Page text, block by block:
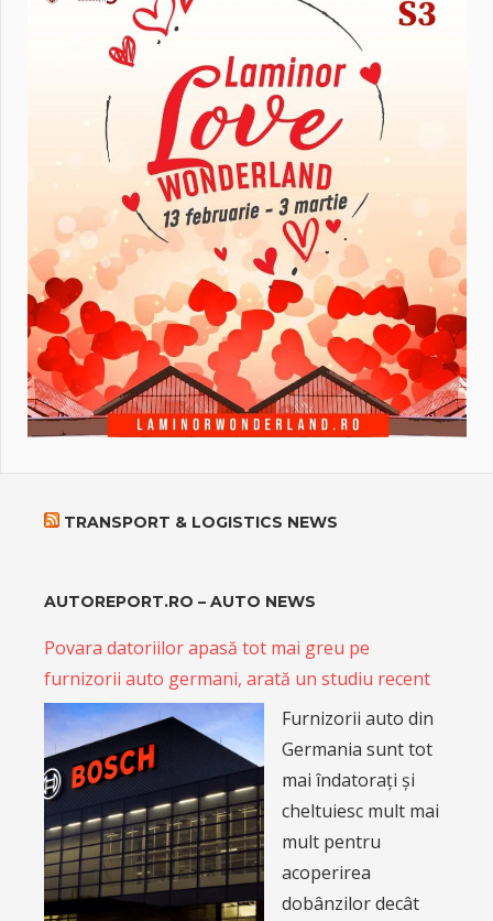
TRANSPORT & LOGISTICS NEWS
AUTOREPORT.RO – AUTO NEWS
Povara datoriilor apasă tot mai greu pe
furnizorii auto germani, arată un studiu recent
Furnizorii auto din
Germania sunt tot
mai îndatorați și
cheltuiesc mult mai
mult pentru
acoperirea
dobânzilor decât